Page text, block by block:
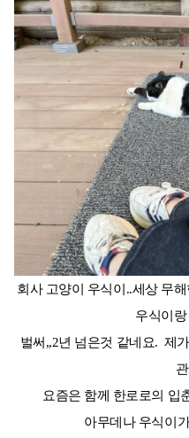
회사 고양이 우식이..세상 무
우식이
벌써,,2년 넘은것 같네요. 제
요즘은 함께 한로로의 입
아무데나 우식이